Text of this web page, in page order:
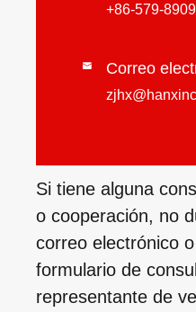
+86-579-
 Correo
Si tiene alguna
o cooperación, no
correo electrónico
formulario de
representante de